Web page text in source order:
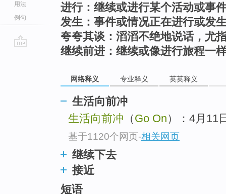
用法
例句
进行：继续或进行某个活动或事
发生：事件或情况正在进行或发
夸夸其谈：滔滔不绝地说话，尤
继续前进：继续或像进行旅程一
网络释义 专业释义 英英释义
生活向前冲
生活向前冲 （Go On）：4月11
基于1120个网页-相关网页
继续下去
接近
短语